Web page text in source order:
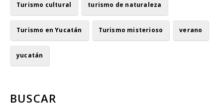
Turismo cultural turismo de naturaleza
Turismo en Yucatán Turismo misterioso verano
yucatán
BUSCAR